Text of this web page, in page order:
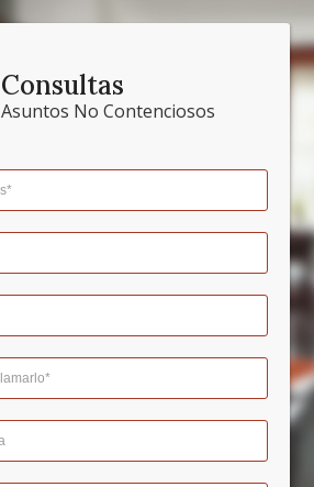
Consultas
Asuntos No Contenciosos